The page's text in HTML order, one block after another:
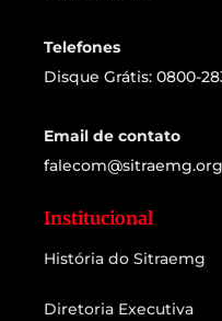
Telefones
Disque Grátis: 0800-
Email de contato
Institucional
História do Sitraemg
Diretoria Executiva